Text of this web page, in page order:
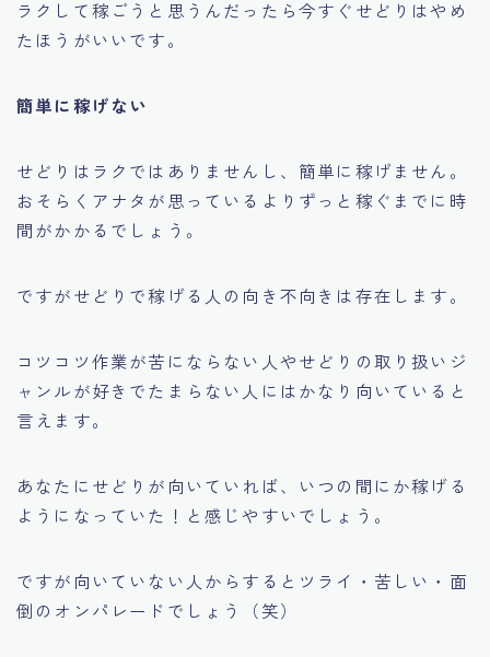
ラクして稼ごうと思うんだったら今すぐせどりはやめ
たほうがいいです。
簡単に稼げない
せどりはラクではありませんし、簡単に稼げません。
おそらくアナタが思っているよりずっと稼ぐまでに時
間がかかるでしょう。
ですがせどりで稼げる人の向き不向きは存在します。
コツコツ作業が苦にならない人やせどりの取り扱いジ
ャンルが好きでたまらない人にはかなり向いていると
言えます。
あなたにせどりが向いていれば、いつの間にか稼げる
ようになっていた！と感じやすいでしょう。
ですが向いていない人からするとツライ・苦しい・面
倒のオンパレードでしょう（笑）